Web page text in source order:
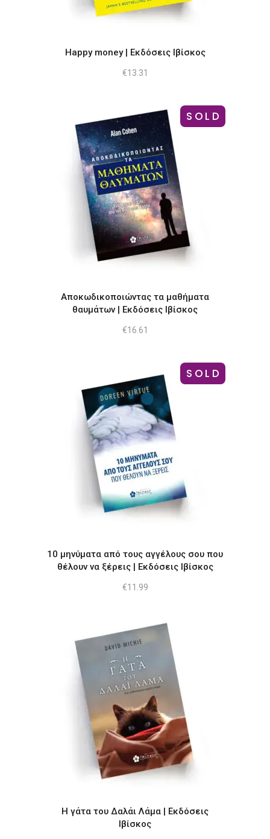
Happy money | Εκδόσεις Ιβίσκος
€13.31
SOLD
Αποκωδικοποιώντας τα μαθήματα
θαυμάτων | Εκδόσεις Ιβίσκος
€16.61
SOLD
10 μηνύματα από τους αγγέλους σου που
θέλουν να ξέρεις | Εκδόσεις Ιβίσκος
€11.99
H γάτα του Δαλάι Λάμα | Εκδόσεις
Ιβίσκος